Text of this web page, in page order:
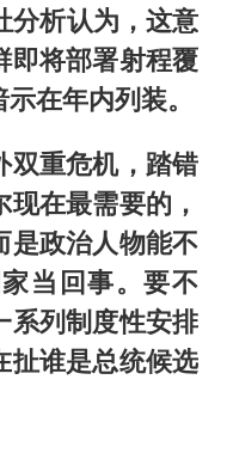
分析认为，这意
即将部署射程覆
在年内列装。
双重危机，踏错
在最需要的，
是政治人物能不
当回事。要不
系列制度性安排
扯谁是总统候选